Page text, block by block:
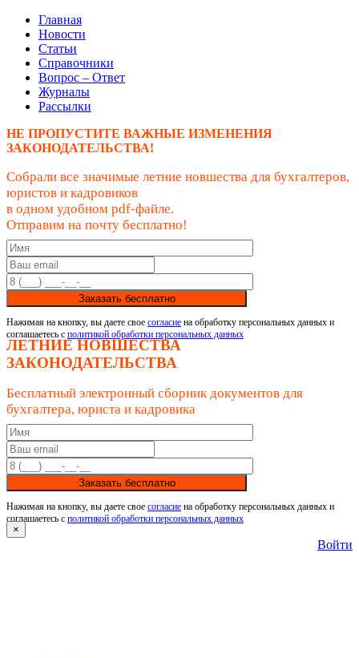
Главная
Новости
Статьи
Справочники
Вопрос – Ответ
Журналы
Рассылки
НЕ ПРОПУСТИТЕ ВАЖНЫЕ ИЗМЕНЕНИЯ
ЗАКОНОДАТЕЛЬСТВА!
Собрали все значимые летние новшества для бухгалтеров,
юристов и кадровиков
в одном удобном pdf-файле.
Отправим на почту бесплатно!
Заказать бесплатно
Нажимая на кнопку, вы даете свое согласие на обработку персональных данных и
соглашаетесь с политикой обработки персональных данных
ЛЕТНИЕ НОВШЕСТВА
ЗАКОНОДАТЕЛЬСТВА
Бесплатный электронный сборник документов для
бухгалтера, юриста и кадровика
Заказать бесплатно
Нажимая на кнопку, вы даете свое согласие на обработку персональных данных и
соглашаетесь с политикой обработки персональных данных
×
Войти